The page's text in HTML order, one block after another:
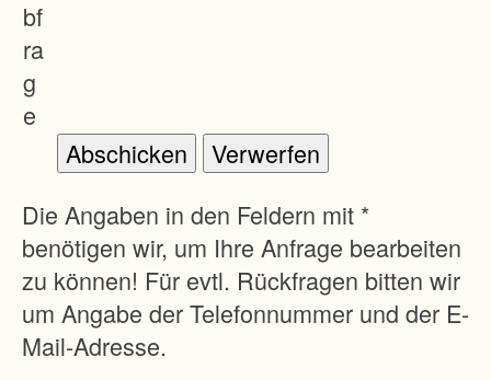
bf
ra
g
e
Die Angaben in den Feldern mit *
benötigen wir, um Ihre Anfrage bearbeiten
zu können! Für evtl. Rückfragen bitten wir
um Angabe der Telefonnummer und der E-
Mail-Adresse.